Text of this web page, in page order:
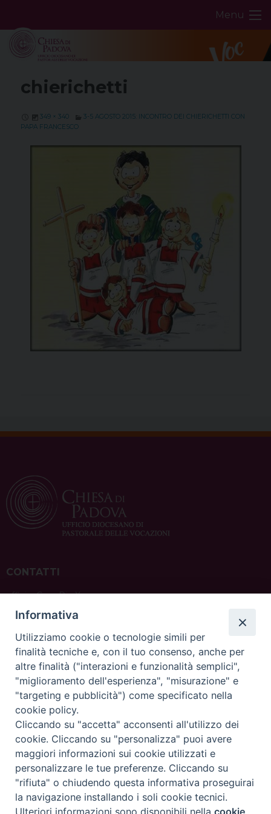
content
Menu
chierichetti
349 × 340
3-5 AGOSTO 2015: INCONTRO DEI CHIERICHETTI CON
PAPA FRANCESCO
CONTATTI
ufficio: Casa Pio X
via Bonporti, 20 – 35141 Padova
tel: +39 351 619 2354
e mail:ufficiovocazionipadova@gmail.com
sede: Casa Sant'Andrea
via Valmarana, 20 – 35133 Padova
instagram:@casasantandreapadova
e mail:casasantandreapadova@gmail.com
Copyright© ChiesadiPadova2022 Privacy Policy
Informativa
Utilizziamo cookie o tecnologie simili per
finalità tecniche e, con il tuo consenso, anche per
altre finalità ("interazioni e funzionalità semplici",
"miglioramento dell'esperienza", "misurazione" e
"targeting e pubblicità") come specificato nella
cookie policy.
Cliccando su "accetta" acconsenti all'utilizzo dei
cookie. Cliccando su "personalizza" puoi avere
maggiori informazioni sui cookie utilizzati e
personalizzare le tue preferenze. Cliccando su
"rifiuta" o chiudendo questa informativa proseguirai
la navigazione installando i soli cookie tecnici.